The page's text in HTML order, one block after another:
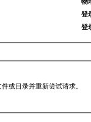
登
登
或目录并重新尝试请求。